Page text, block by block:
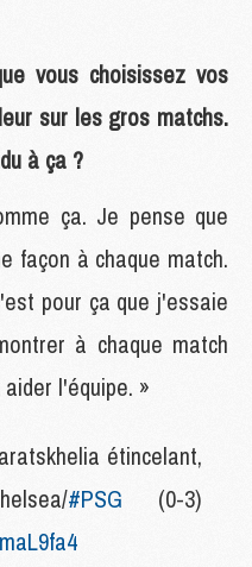
vous choisissez vos
sur les gros matchs.
à ça ?
ça. Je pense que
façon à chaque match.
pour ça que j'essaie
à chaque match
l'équipe. »
étincelant,
#PSG (0-3)